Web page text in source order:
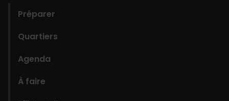
Préparer
Quartiers
Agenda
À faire